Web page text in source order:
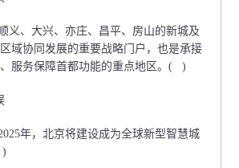
、大兴、亦庄、昌平、房山的新城及
域协同发展的重要战略门户，也是承接
、服务保障首都功能的重点地区。( )
年，北京将建设成为全球新型智慧城
)